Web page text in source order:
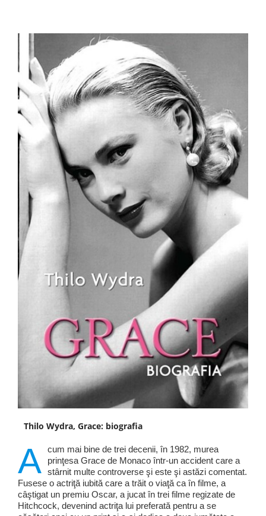
Thilo Wydra, Grace: biografia
A cum mai bine de trei decenii, în 1982, murea
prinţesa Grace de Monaco într-un accident care a
stârnit multe controverse şi este şi astăzi comentat.
Fusese o actriţă iubită care a trăit o viaţă ca în filme, a
câştigat un premiu Oscar, a jucat în trei filme regizate de
Hitchcock, devenind actriţa lui preferată pentru a se